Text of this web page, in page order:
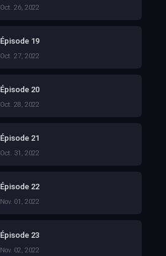
Oct. 26, 2022
Épisode 19
Oct. 27, 2022
Épisode 20
Oct. 28, 2022
Épisode 21
Oct. 31, 2022
Épisode 22
Nov. 01, 2022
Épisode 23
Nov. 02, 2022